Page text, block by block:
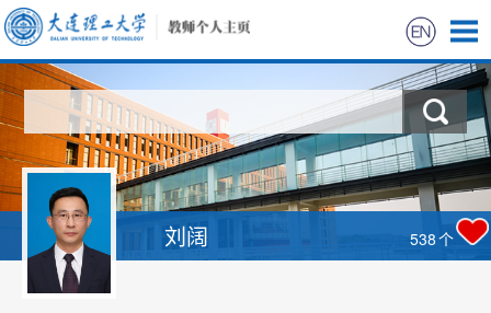
首页
科学研究
教学研究
获奖信息
刘阔 538个